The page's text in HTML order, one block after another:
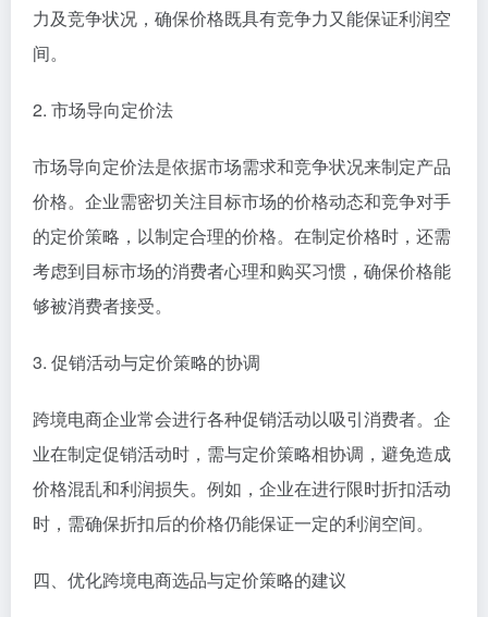
力及竞争状况，确保价格既具有竞争力又能保证利润空
间。
2. 市场导向定价法
市场导向定价法是依据市场需求和竞争状况来制定产品
价格。企业需密切关注目标市场的价格动态和竞争对手
的定价策略，以制定合理的价格。在制定价格时，还需
考虑到目标市场的消费者心理和购买习惯，确保价格能
够被消费者接受。
3. 促销活动与定价策略的协调
跨境电商企业常会进行各种促销活动以吸引消费者。企
业在制定促销活动时，需与定价策略相协调，避免造成
价格混乱和利润损失。例如，企业在进行限时折扣活动
时，需确保折扣后的价格仍能保证一定的利润空间。
四、优化跨境电商选品与定价策略的建议